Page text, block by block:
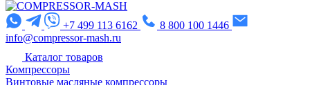
+7 499 113 6162
8 800 100 1446
info@compressor-mash.ru
Каталог товаров
Компрессоры
Винтовые масляные компрессоры